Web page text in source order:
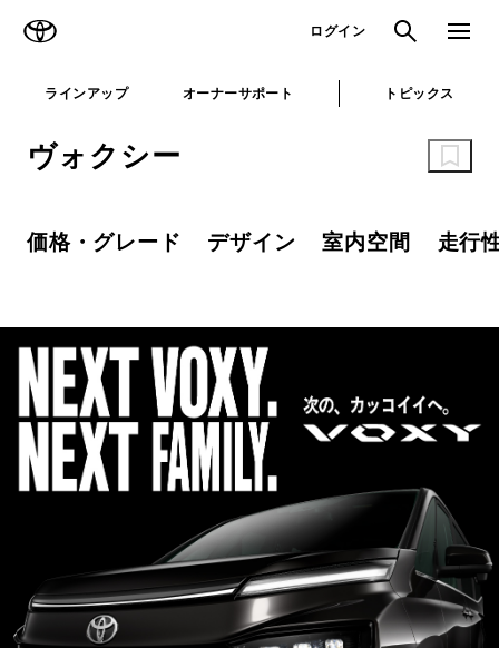
ログイン 検索 メニュ
ラインアップ オーナーサポート トピックス
ヴォクシー
価格・グレード デザイン 室内空間 走行